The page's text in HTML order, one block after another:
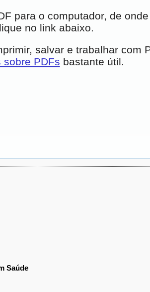
para o computador, de
no link abaixo.
salvar e trabalhar com
sobre PDFs bastante útil.
Saúde